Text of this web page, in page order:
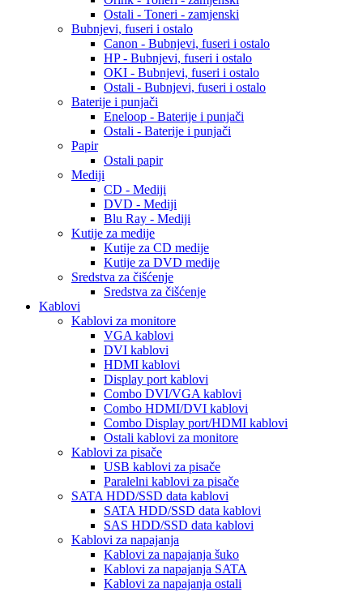
Ostali - Toneri - zamjenski
Bubnjevi, fuseri i ostalo
Canon - Bubnjevi, fuseri i ostalo
HP - Bubnjevi, fuseri i ostalo
OKI - Bubnjevi, fuseri i ostalo
Ostali - Bubnjevi, fuseri i ostalo
Baterije i punjači
Eneloop - Baterije i punjači
Ostali - Baterije i punjači
Papir
Ostali papir
Mediji
CD - Mediji
DVD - Mediji
Blu Ray - Mediji
Kutije za medije
Kutije za CD medije
Kutije za DVD medije
Sredstva za čišćenje
Sredstva za čišćenje
Kablovi
Kablovi za monitore
VGA kablovi
DVI kablovi
HDMI kablovi
Display port kablovi
Combo DVI/VGA kablovi
Combo HDMI/DVI kablovi
Combo Display port/HDMI kablovi
Ostali kablovi za monitore
Kablovi za pisače
USB kablovi za pisače
Paralelni kablovi za pisače
SATA HDD/SSD data kablovi
SATA HDD/SSD data kablovi
SAS HDD/SSD data kablovi
Kablovi za napajanja
Kablovi za napajanja šuko
Kablovi za napajanja SATA
Kablovi za napajanja ostali